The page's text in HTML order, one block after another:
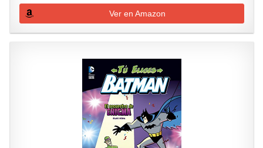
Ver en Amazon